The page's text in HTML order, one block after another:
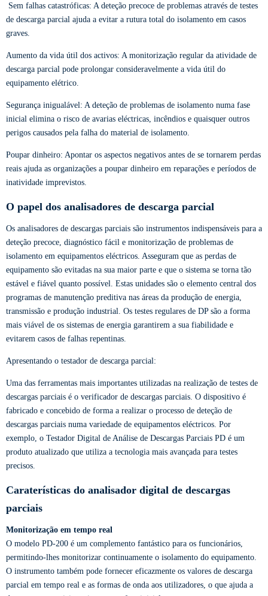
Sem falhas catastróficas: A deteção precoce de problemas através de testes
de descarga parcial ajuda a evitar a rutura total do isolamento em casos
graves.
Aumento da vida útil dos activos: A monitorização regular da atividade de
descarga parcial pode prolongar consideravelmente a vida útil do
equipamento elétrico.
Segurança inigualável: A deteção de problemas de isolamento numa fase
inicial elimina o risco de avarias eléctricas, incêndios e quaisquer outros
perigos causados pela falha do material de isolamento.
Poupar dinheiro: Apontar os aspectos negativos antes de se tornarem perdas
reais ajuda as organizações a poupar dinheiro em reparações e períodos de
inatividade imprevistos.
O papel dos analisadores de descarga parcial
Os analisadores de descargas parciais são instrumentos indispensáveis para a
deteção precoce, diagnóstico fácil e monitorização de problemas de
isolamento em equipamentos eléctricos. Asseguram que as perdas de
equipamento são evitadas na sua maior parte e que o sistema se torna tão
estável e fiável quanto possível. Estas unidades são o elemento central dos
programas de manutenção preditiva nas áreas da produção de energia,
transmissão e produção industrial. Os testes regulares de DP são a forma
mais viável de os sistemas de energia garantirem a sua fiabilidade e
evitarem casos de falhas repentinas.
Apresentando o testador de descarga parcial:
Uma das ferramentas mais importantes utilizadas na realização de testes de
descargas parciais é o verificador de descargas parciais. O dispositivo é
fabricado e concebido de forma a realizar o processo de deteção de
descargas parciais numa variedade de equipamentos eléctricos. Por
exemplo, o Testador Digital de Análise de Descargas Parciais PD é um
produto atualizado que utiliza a tecnologia mais avançada para testes
precisos.
Caraterísticas do analisador digital de descargas
parciais
Monitorização em tempo real
O modelo PD-200 é um complemento fantástico para os funcionários,
permitindo-lhes monitorizar continuamente o isolamento do equipamento.
O instrumento também pode fornecer eficazmente os valores de descarga
parcial em tempo real e as formas de onda aos utilizadores, o que ajuda a